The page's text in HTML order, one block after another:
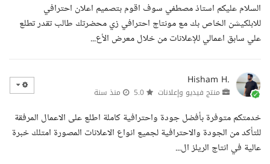
السلام عليكم استاذ مصطفي سوف اقوم بتصميم اعلان احترافي
للابلكيشن الخاص بك مع مونتاج احترافي زي محضرتك طالب تقدر تطلع
علي سابق اعمالي للإعلانات من خلال معرض الأع...
Hisham H.
منتج فيديو وإعلانات منذ سنة
خدمتكم متوفرة بأفضل جودة واحترافية كاملة اطلع على الاعمال المرفقة
للتأكد من الجودة والاحترافية لجميع انواع الاعلانات المصورة امتلك خبرة
عالية في انتاج الريلز ال...